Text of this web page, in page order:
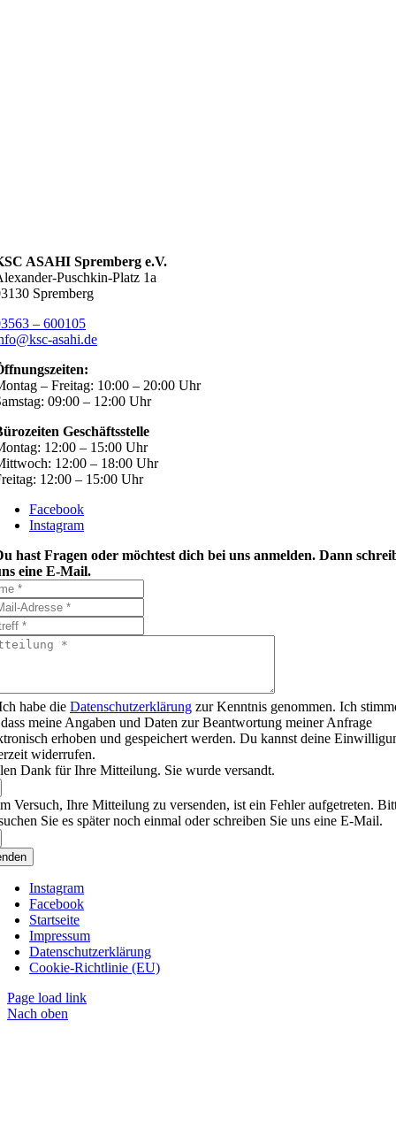
ASAHI Spremberg e.V.
Puschkin-Platz 1a
Spremberg
– 600105
asahi.de
– Freitag: 10:00 – 20:00 Uhr
09:00 – 12:00 Uhr
Geschäftsstelle
12:00 – 15:00 Uhr
12:00 – 18:00 Uhr
12:00 – 15:00 Uhr
Facebook
Instagram
hast Fragen oder möchtest dich bei uns anmelden. Dann
eine E-Mail.
habe die Datenschutzerklärung zur Kenntnis genommen. Ich
meine Angaben und Daten zur Beantwortung meiner Anfrage
erhoben und gespeichert werden. Du kannst deine
widerrufen.
Dank für Ihre Mitteilung. Sie wurde versandt.
Versuch, Ihre Mitteilung zu versenden, ist ein Fehler aufgetreten.
Sie es später noch einmal oder schreiben Sie uns eine E-Mail.
Instagram
Facebook
Startseite
Impressum
Datenschutzerklärung
Cookie-Richtlinie (EU)
Page load link
Nach oben